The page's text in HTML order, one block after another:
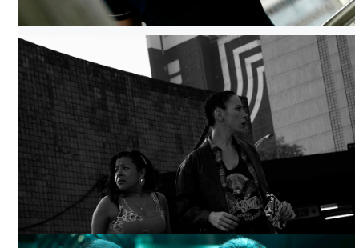
RENCOR TATUADO, TOMADA DE FILMINLATINO